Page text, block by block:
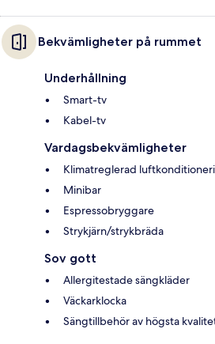
Bekvämligheter på rummet
Underhållning
Smart-tv
Kabel-tv
Vardagsbekvämligheter
Klimatreglerad
Minibar
Espressobryggare
Strykjärn/strykbräda
Sov gott
Allergitestade sängkläder
Väckarklocka
Sängtillbehör av högsta